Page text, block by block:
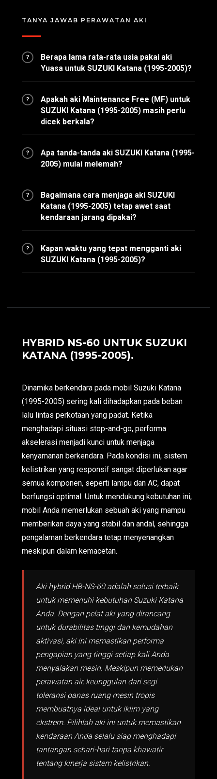
TANYA JAWAB PERAWATAN AKI
?
Berapa lama rata-rata usia pakai aki
Yuasa untuk SUZUKI Katana (1995-2005)?
?
Apakah aki Maintenance Free (MF) untuk
SUZUKI Katana (1995-2005) masih perlu
dicek berkala?
?
Apa tanda-tanda aki SUZUKI Katana (1995-
2005) mulai melemah?
?
Bagaimana cara menjaga aki SUZUKI
Katana (1995-2005) tetap awet saat
kendaraan jarang dipakai?
?
Kapan waktu yang tepat mengganti aki
SUZUKI Katana (1995-2005)?
HYBRID NS-60 UNTUK SUZUKI
KATANA (1995-2005).
Dinamika berkendara pada mobil Suzuki Katana
(1995-2005) sering kali dihadapkan pada beban
lalu lintas perkotaan yang padat. Ketika
menghadapi situasi stop-and-go, performa
akselerasi menjadi kunci untuk menjaga
kenyamanan berkendara. Pada kondisi ini, sistem
kelistrikan yang responsif sangat diperlukan agar
semua komponen, seperti lampu dan AC, dapat
berfungsi optimal. Untuk mendukung kebutuhan ini,
mobil Anda memerlukan sebuah aki yang mampu
memberikan daya yang stabil dan andal, sehingga
pengalaman berkendara tetap menyenangkan
meskipun dalam kemacetan.
Aki hybrid HB-NS-60 adalah solusi terbaik
untuk memenuhi kebutuhan Suzuki Katana
Anda. Dengan pelat aki yang dirancang
untuk durabilitas tinggi dan kemudahan
aktivasi, aki ini memastikan performa
pengapian yang tinggi setiap kali Anda
menyalakan mesin. Meskipun memerlukan
perawatan air, keunggulan dari segi
toleransi panas ruang mesin tropis
membuatnya ideal untuk iklim yang
ekstrem. Pilihlah aki ini untuk memastikan
kendaraan Anda selalu siap menghadapi
tantangan sehari-hari tanpa khawatir
tentang kinerja sistem kelistrikan.